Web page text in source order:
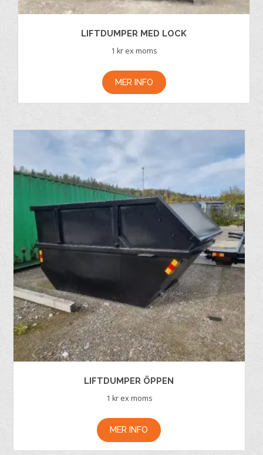
LIFTDUMPER MED LOCK
1 kr ex moms
MER INFO
LIFTDUMPER ÖPPEN
1 kr ex moms
MER INFO